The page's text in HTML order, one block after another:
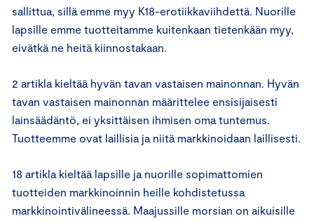
sallittua, sillä emme myy K18-erotiikkaviihdettä. Nuorille
lapsille emme tuotteitamme kuitenkaan tietenkään myy,
eivätkä ne heitä kiinnostakaan.
2 artikla kieltää hyvän tavan vastaisen mainonnan. Hyvän
tavan vastaisen mainonnan määrittelee ensisijaisesti
lainsäädäntö, ei yksittäisen ihmisen oma tuntemus.
Tuotteemme ovat laillisia ja niitä markkinoidaan laillisesti.
18 artikla kieltää lapsille ja nuorille sopimattomien
tuotteiden markkinoinnin heille kohdistetussa
markkinointivälineessä. Maajussille morsian on aikuisille